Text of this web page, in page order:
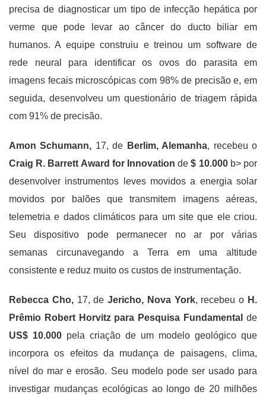
precisa de diagnosticar um tipo de infecção hepática por
verme que pode levar ao câncer do ducto biliar em
humanos. A equipe construiu e treinou um software de
rede neural para identificar os ovos do parasita em
imagens fecais microscópicas com 98% de precisão e, em
seguida, desenvolveu um questionário de triagem rápida
com 91% de precisão.
Amon Schumann, 17, de Berlim, Alemanha, recebeu o
Craig R. Barrett Award for Innovation de$ 10.000b> por
desenvolver instrumentos leves movidos a energia solar
movidos por balões que transmitem imagens aéreas,
telemetria e dados climáticos para um site que ele criou.
Seu dispositivo pode permanecer no ar por várias
semanas circunavegando a Terra em uma altitude
consistente e reduz muito os custos de instrumentação.
Rebecca Cho, 17, deJericho, Nova York, recebeu o H.
Prêmio Robert Horvitz para Pesquisa Fundamental de
US$ 10.000 pela criação de um modelo geológico que
incorpora os efeitos da mudança de paisagens, clima,
nível do mar e erosão. Seu modelo pode ser usado para
investigar mudanças ecológicas ao longo de 20 milhões